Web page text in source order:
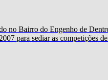
no Bairro do Engenho de
para sediar as competições